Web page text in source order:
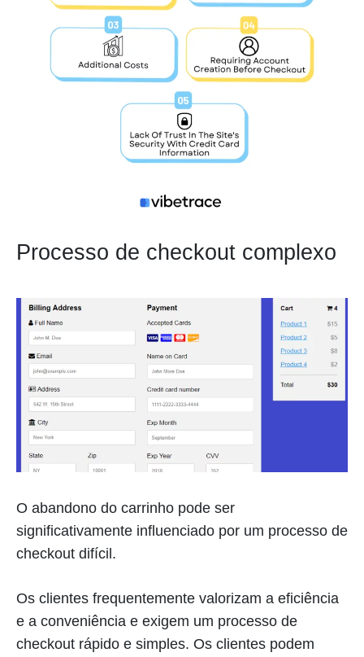
Processo de checkout complexo
O abandono do carrinho pode ser
significativamente influenciado por um processo de
checkout difícil.
Os clientes frequentemente valorizam a eficiência
e a conveniência e exigem um processo de
checkout rápido e simples. Os clientes podem